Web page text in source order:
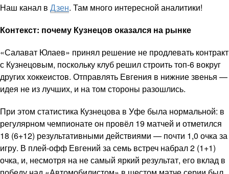
Наш канал в Дзен. Там много интересной аналитики!
Контекст: почему Кузнецов оказался на рынке
«Салават Юлаев» принял решение не продлевать контракт
с Кузнецовым, поскольку клуб решил строить топ-6 вокруг
других хоккеистов. Отправлять Евгения в нижние звенья —
идея не из лучших, и на том стороны разошлись.
При этом статистика Кузнецова в Уфе была нормальной: в
регулярном чемпионате он провёл 19 матчей и отметился
18 (6+12) результативными действиями — почти 1,0 очка за
игру. В плей-офф Евгений за семь встреч набрал 2 (1+1)
очка, и, несмотря на не самый яркий результат, его вклад в